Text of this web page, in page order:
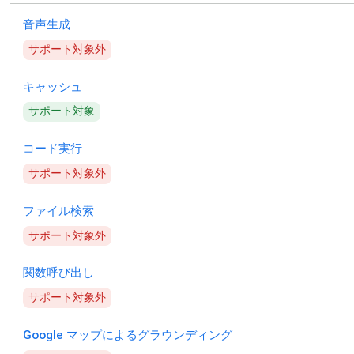
音声生成
サポート対象外
キャッシュ
サポート対象
コード実行
サポート対象外
ファイル検索
サポート対象外
関数呼び出し
サポート対象外
Google マップによるグラウンディング